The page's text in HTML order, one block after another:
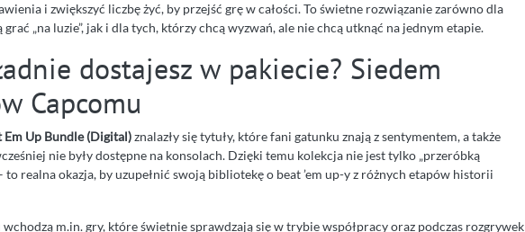
i zwiększyć liczbę żyć, by przejść grę w całości. To świetne rozwiązanie zarówno dla
„na luzie”, jak i dla tych, którzy chcą wyzwań, ale nie chcą utknąć na jednym etapie.
dostajesz w pakiecie? Siedem
Capcomu
Em Up Bundle (Digital)znalazły się tytuły, które fani gatunku znają z sentymentem, a także
nie były dostępne na konsolach. Dzięki temu kolekcja nie jest tylko „przeróbką
to realna okazja, by uzupełnić swoją bibliotekę o beat ’em up-y z różnych etapów historii
wchodzą m.in. gry, które świetnie sprawdzają się w trybie współpracy oraz podczas rozgrywek